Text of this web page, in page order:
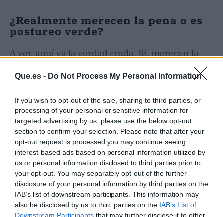
Que.es - Do Not Process My Personal Information
If you wish to opt-out of the sale, sharing to third parties, or
processing of your personal or sensitive information for
targeted advertising by us, please use the below opt-out
section to confirm your selection. Please note that after your
opt-out request is processed you may continue seeing
interest-based ads based on personal information utilized by
us or personal information disclosed to third parties prior to
your opt-out. You may separately opt-out of the further
disclosure of your personal information by third parties on the
IAB’s list of downstream participants. This information may
also be disclosed by us to third parties on the IAB’s List of
Downstream Participants that may further disclose it to other
¿Realmente merecen la pena o es
postureo verde?
A ver, aquí va la verdad cruda. Sí, merecen la
plantaseliminan la necesidad de
cuestan entre 3 y 6 euros en cualquier vivero, y
con cuidados mínimos duran meses. Además,
según Mejor conSalud, su efecto sobre el estado
de ánimo es real porque los aromas naturales
conectan con nuestro cerebro sin trampa ni
cartuchos. No necesitas ser un experto en
jardinería: solo luz, agua y un poco de cariño. Si
se te muere una, no te culpes; a todos nos ha
pasado alguna vez. Pero el chollo merece el
intento. La clave está en elegir una planta por